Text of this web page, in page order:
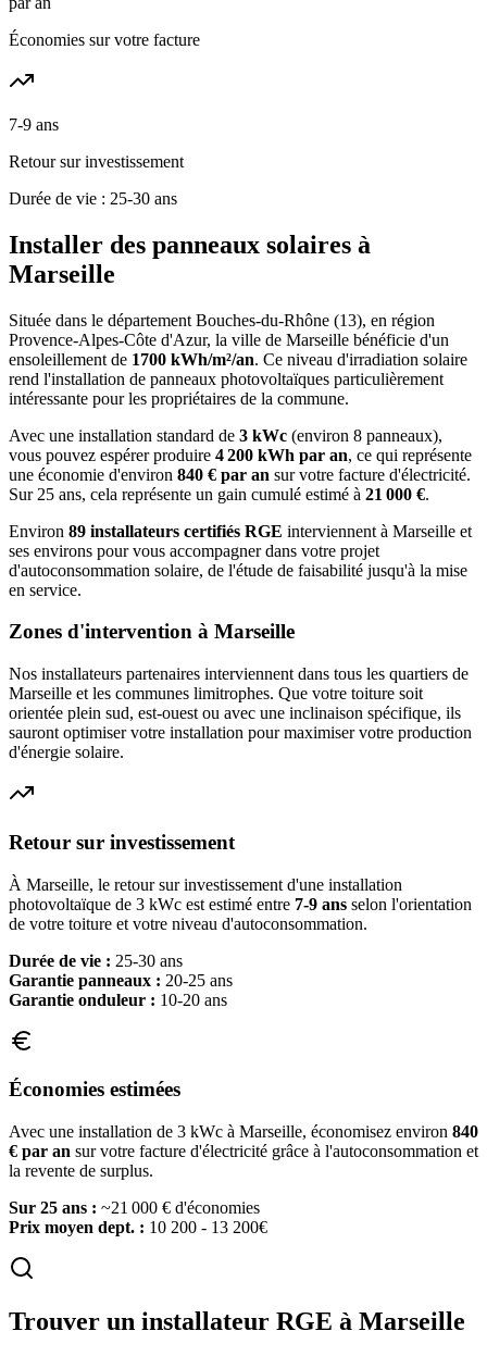
Économies sur votre facture
7-9 ans
Retour sur investissement
Durée de vie : 25-30 ans
Installer des panneaux solaires à
Marseille
Située dans le département Bouches-du-Rhône (13), en région
Provence-Alpes-Côte d'Azur, la ville de Marseille bénéficie d'un
ensoleillement de 1700 kWh/m²/an. Ce niveau d'irradiation solaire
rend l'installation de panneaux photovoltaïques particulièrement
intéressante pour les propriétaires de la commune.
Avec une installation standard de 3 kWc (environ 8 panneaux),
vous pouvez espérer produire 4 200 kWh par an, ce qui représente
une économie d'environ 840 € par an sur votre facture d'électricité.
Sur 25 ans, cela représente un gain cumulé estimé à 21 000 €.
Environ 89 installateurs certifiés RGE interviennent à Marseille et
ses environs pour vous accompagner dans votre projet
d'autoconsommation solaire, de l'étude de faisabilité jusqu'à la mise
en service.
Zones d'intervention à Marseille
Nos installateurs partenaires interviennent dans tous les quartiers de
Marseille et les communes limitrophes. Que votre toiture soit
orientée plein sud, est-ouest ou avec une inclinaison spécifique, ils
sauront optimiser votre installation pour maximiser votre production
d'énergie solaire.
Retour sur investissement
À Marseille, le retour sur investissement d'une installation
photovoltaïque de 3 kWc est estimé entre 7-9 ans selon l'orientation
de votre toiture et votre niveau d'autoconsommation.
Durée de vie : 25-30 ans
Garantie panneaux : 20-25 ans
Garantie onduleur : 10-20 ans
Économies estimées
Avec une installation de 3 kWc à Marseille, économisez environ 840
€ par an sur votre facture d'électricité grâce à l'autoconsommation et
la revente de surplus.
Sur 25 ans : ~21 000 € d'économies
Prix moyen dept. : 10 200 - 13 200€
Trouver un installateur RGE à Marseille